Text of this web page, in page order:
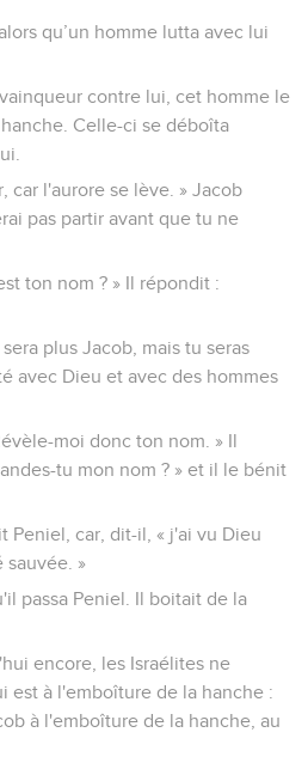
qu’un homme lutta avec lui
contre lui, cet homme le
Celle-ci se déboîta
car l'aurore se lève. » Jacob
pas partir avant que tu ne
ton nom ? » Il répondit :
plus Jacob, mais tu seras
avec Dieu et avec des hommes
moi donc ton nom. » Il
tu mon nom ? » et il le bénit
Peniel, car, dit-il, « j'ai vu Dieu
sauvée. »
passa Peniel. Il boitait de la
encore, les Israélites ne
est à l'emboîture de la hanche :
à l'emboîture de la hanche, au